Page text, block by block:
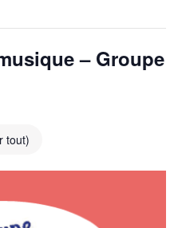
– Groupe
tout)